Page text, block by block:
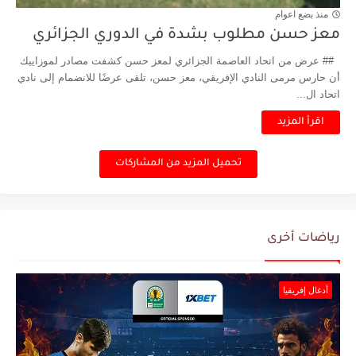
منذ بضع اعوام
معز حسن مطلوب بشدة في الدوري الجزائري
## عرض من اتحاد العاصمة الجزائري لمعز حسن كشفت مصادر لموزاييك
أن حارس مرمى النادي الإفريقي، معز حسن، تلقى عرضًا للانضمام إلى نادي
اتحاد ال...
اقرأ المزيد
تحميل المزيد من المشاركات
رياضات أخرى
أدغال إفريقيا